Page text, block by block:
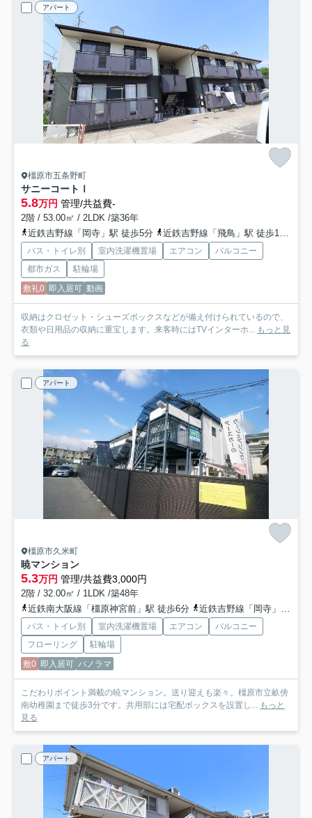
アパート
橿原市五条野町
サニーコートⅠ
5.8万円 管理/共益費-
2階 / 53.00㎡ / 2LDK /築36年
近鉄吉野線「岡寺」駅 徒歩5分
近鉄吉野線「飛鳥」駅 徒歩18分
バス・トイレ別 室内洗濯機置場 エアコン
バルコニー
都市ガス
駐輪場
敷礼0 即入居可 動画
収納はクロゼット・シューズボックスなどが備え付けられているので、
衣類や日用品の収納に重宝します。来客時にはTVインターホ... もっと見
る
アパート
橿原市久米町
暁マンション
5.3万円 管理/共益費3,000円
2階 / 32.00㎡ / 1LDK /築48年
近鉄南大阪線「橿原神宮前」駅 徒歩6分
近鉄吉野線「岡寺」駅 徒歩13分
バス・トイレ別 室内洗濯機置場 エアコン
バルコニー
フローリング
駐輪場
敷0 即入居可 パノラマ
こだわりポイント満載の暁マンション。送り迎えも楽々。橿原市立畝傍
南幼稚園まで徒歩3分です。共用部には宅配ボックスを設置し... もっと
見る
アパート